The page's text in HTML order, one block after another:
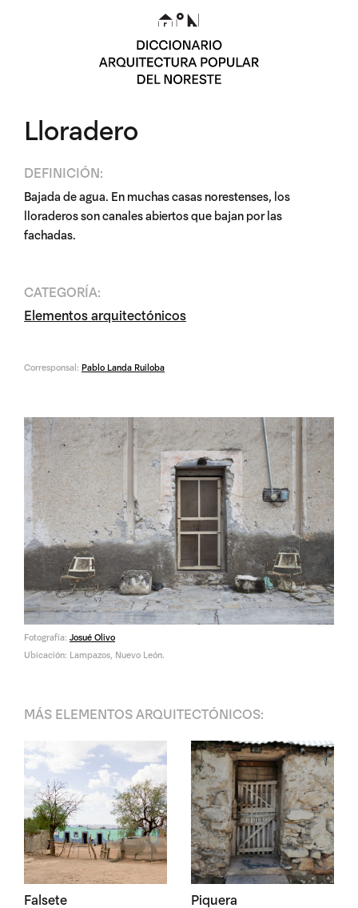
Lloradero
DEFINICIÓN:
Bajada de agua. En muchas casas norestenses, los
lloraderos son canales abiertos que bajan por las
fachadas.
CATEGORÍA:
Elementos arquitectónicos
Corresponsal: Pablo Landa Ruiloba
Fotografía: Josué Olivo
Ubicación: Lampazos, Nuevo León.
MÁS ELEMENTOS ARQUITECTÓNICOS:
Falsete Piquera